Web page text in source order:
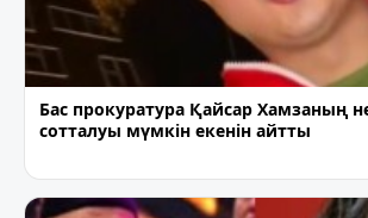
Бас прокуратура Қайсар Хамзаның
сотталуы мүмкін екенін айтты